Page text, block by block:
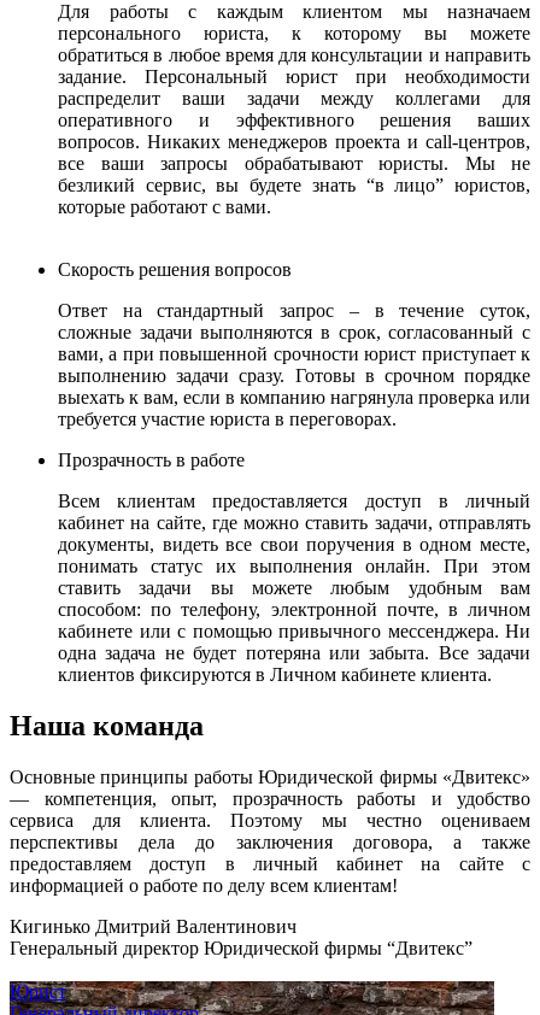
Для работы с каждым клиентом мы назначаем
персонального юриста, к которому вы можете
обратиться в любое время для консультации и направить
задание. Персональный юрист при необходимости
распределит ваши задачи между коллегами для
оперативного и эффективного решения ваших
вопросов. Никаких менеджеров проекта и call-центров,
все ваши запросы обрабатывают юристы. Мы не
безликий сервис, вы будете знать “в лицо” юристов,
которые работают с вами.
Скорость решения вопросов
Ответ на стандартный запрос – в течение суток,
сложные задачи выполняются в срок, согласованный с
вами, а при повышенной срочности юрист приступает к
выполнению задачи сразу. Готовы в срочном порядке
выехать к вам, если в компанию нагрянула проверка или
требуется участие юриста в переговорах.
Прозрачность в работе
Всем клиентам предоставляется доступ в личный
кабинет на сайте, где можно ставить задачи, отправлять
документы, видеть все свои поручения в одном месте,
понимать статус их выполнения онлайн. При этом
ставить задачи вы можете любым удобным вам
способом: по телефону, электронной почте, в личном
кабинете или с помощью привычного мессенджера. Ни
одна задача не будет потеряна или забыта. Все задачи
клиентов фиксируются в Личном кабинете клиента.
Наша команда
Основные принципы работы Юридической фирмы «Двитекс»
— компетенция, опыт, прозрачность работы и удобство
сервиса для клиента. Поэтому мы честно оцениваем
перспективы дела до заключения договора, а также
предоставляем доступ в личный кабинет на сайте с
информацией о работе по делу всем клиентам!
Кигинько Дмитрий Валентинович
Генеральный директор Юридической фирмы “Двитекс”
Юрист